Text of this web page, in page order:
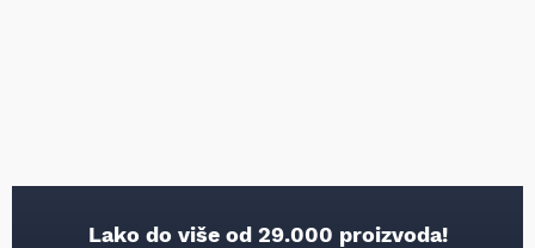
Lako do više od 29.000 proizvoda!